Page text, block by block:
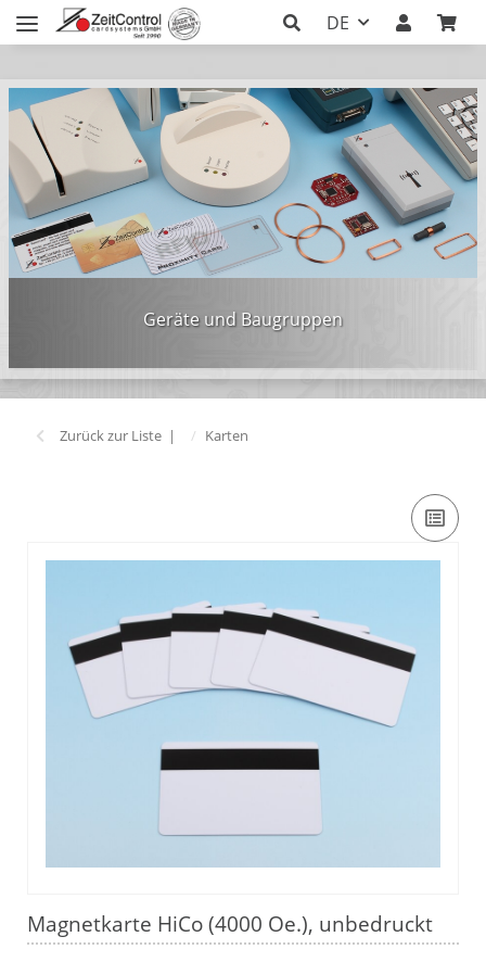
DE
Geräte und Baugruppen
Zurück zur Liste Karten
Magnetkarte HiCo (4000 Oe.), unbedruckt